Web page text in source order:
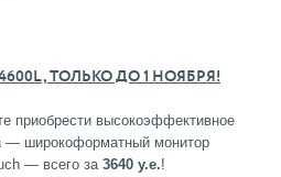
ТОЛЬКО ДО 1 НОЯБРЯ!
приобрести высокоэффективное
— широкоформатный монитор
— всего за 3640 у.е.!